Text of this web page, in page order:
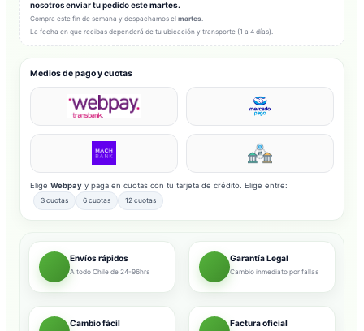
nosotros enviar tu pedido estemartes.
Compra este fin de semana y despachamos el martes
La fecha en que recibas dependerá de tu ubicación y transporte (1 a 4 días).
Medios de pago y cuotas
Elige Webpay y paga en cuotas con tu tarjeta de crédito. Elige entre:
3 cuotas 6 cuotas 12 cuotas
Envíos rápidos
A todo Chile de 24-96hrs
Garantía Legal
Cambio inmediato por fallas
Cambio fácil Factura oficial